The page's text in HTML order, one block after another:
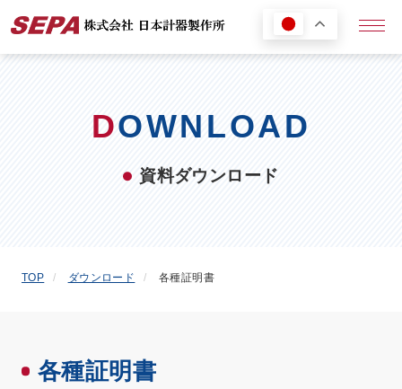
メ
DOWNLOAD
資料ダウンロード
TOP ダウンロード 各種証明書
各種証明書